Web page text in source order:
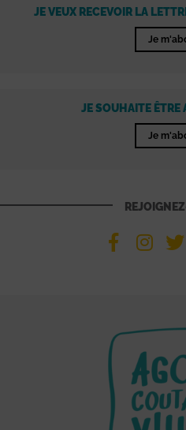
JE VEUX RECEVOIR LA
Je
JE SOUHAITE ÊTRE
Je